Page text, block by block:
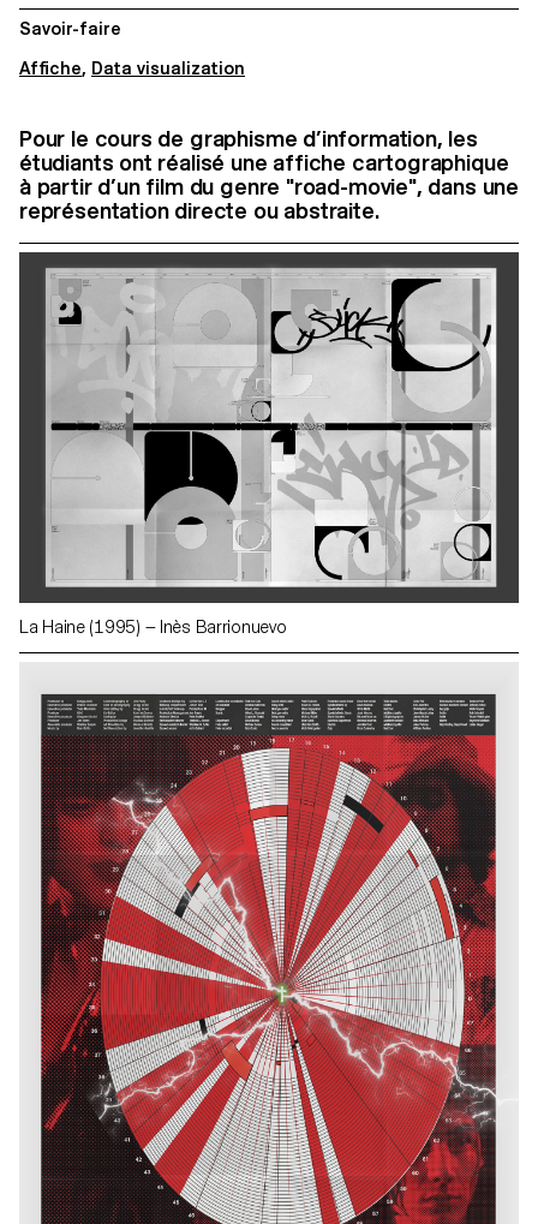
Savoir-faire
Affiche, Data visualization
Pour le cours de graphisme d’information, les
étudiants ont réalisé une affiche cartographique
à partir d’un film du genre "road-movie", dans une
représentation directe ou abstraite.
La Haine (1995) — Inès Barrionuevo